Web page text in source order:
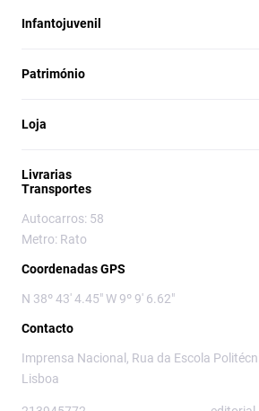
Infantojuvenil
Património
Loja
Livrarias
Transportes
Autocarros: 58
Metro: Rato
Coordenadas GPS
N 38º 43' 4.45" W 9º 9' 6.62"
Contacto
Imprensa Nacional, Rua da Escola
Lisboa